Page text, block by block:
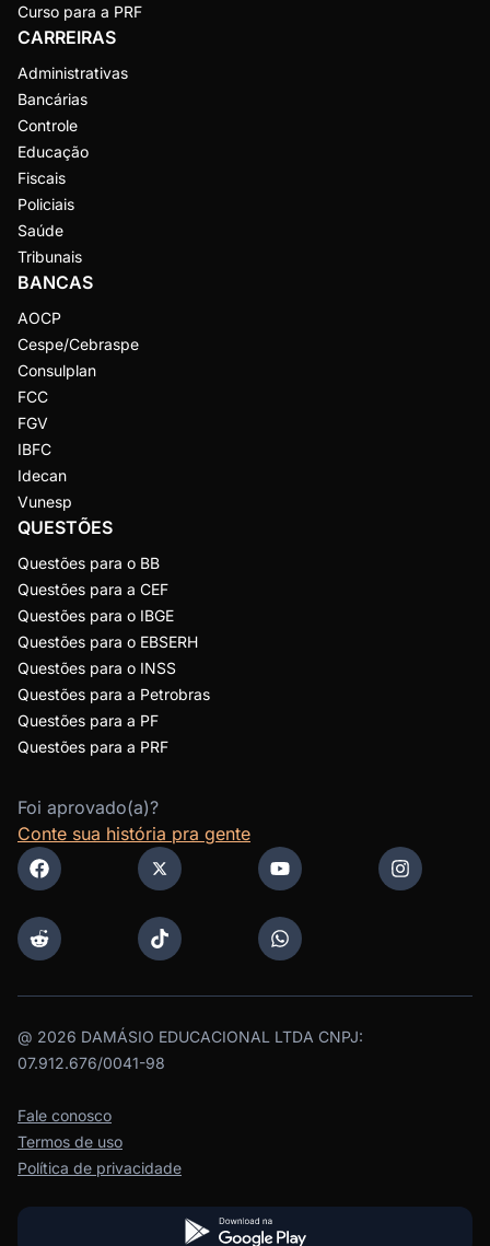
Curso para a PRF
CARREIRAS
Administrativas
Bancárias
Controle
Educação
Fiscais
Policiais
Saúde
Tribunais
BANCAS
AOCP
Cespe/Cebraspe
Consulplan
FCC
FGV
IBFC
Idecan
Vunesp
QUESTÕES
Questões para o BB
Questões para a CEF
Questões para o IBGE
Questões para o EBSERH
Questões para o INSS
Questões para a Petrobras
Questões para a PF
Questões para a PRF
Foi aprovado(a)?
Conte sua história pra gente
@ 2026 DAMÁSIO EDUCACIONAL LTDA CNPJ:
07.912.676/0041-98
Fale conosco
Termos de uso
Política de privacidade